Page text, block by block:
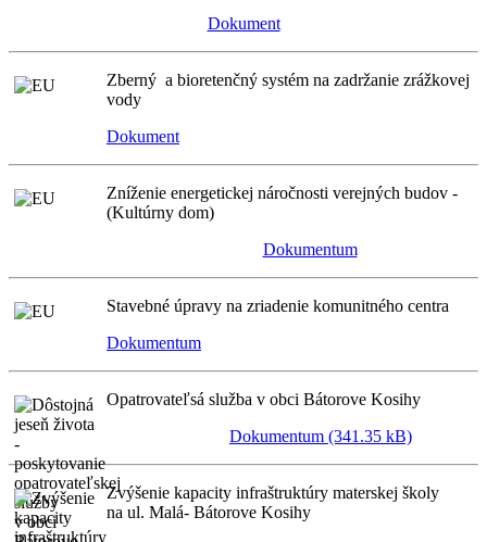
Dokument
Zberný a bioretenčný systém na zadržanie zrážkovej
vody
Dokument
Zníženie energetickej náročnosti verejných budov -
(Kultúrny dom)
Dokumentum
Stavebné úpravy na zriadenie komunitného centra
Dokumentum
Opatrovateľsá služba v obci Bátorove Kosihy
Dokumentum (341.35 kB)
Zvýšenie kapacity infraštruktúry materskej školy
na ul. Malá- Bátorove Kosihy